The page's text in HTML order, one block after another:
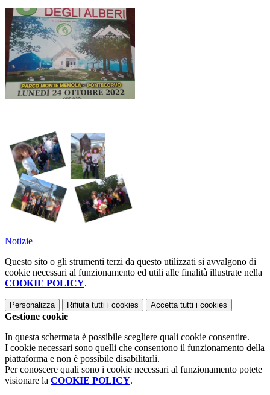
Notizie
Questo sito o gli strumenti terzi da questo utilizzati si avvalgono di
cookie necessari al funzionamento ed utili alle finalità illustrate nella
COOKIE POLICY.
Personalizza Rifiuta tutti i cookies Accetta tutti i cookies
Gestione cookie
In questa schermata è possibile scegliere quali cookie consentire.
I cookie necessari sono quelli che consentono il funzionamento della
piattaforma e non è possibile disabilitarli.
Per conoscere quali sono i cookie necessari al funzionamento potete
visionare la COOKIE POLICY.